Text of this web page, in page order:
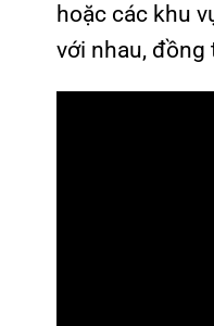
hoặc các khu
với nhau, đồng